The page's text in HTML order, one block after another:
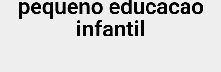
pequeno educacao
infantil